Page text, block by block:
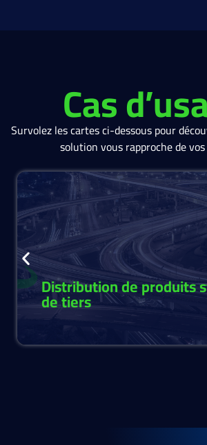
Cas
Survolez les cartes ci-dessous pour
solution vous rapproche de
Distribution de produits
de tiers
Distribuez en toute simplicité des
structurés de tiers. Accédez,
proposez facilement des produits
donnant les moyens d’agir à vos
équipes d’investissement.
Voir plus